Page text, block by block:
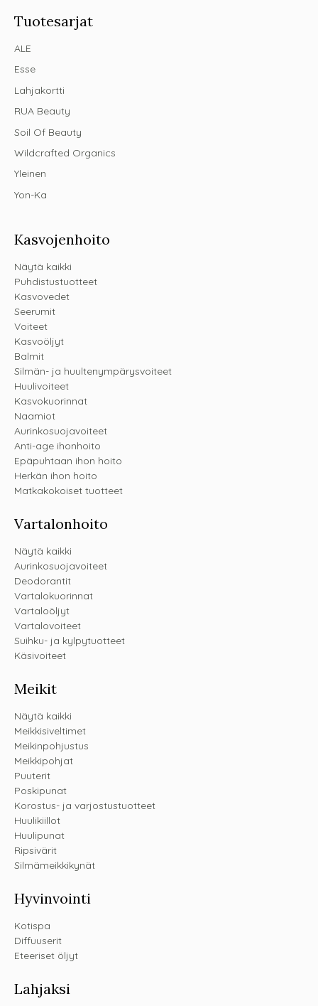
Tuotesarjat
ALE
Esse
Lahjakortti
RUA Beauty
Soil Of Beauty
Wildcrafted Organics
Yleinen
Yon-Ka
Kasvojenhoito
Näytä kaikki
Puhdistustuotteet
Kasvovedet
Seerumit
Voiteet
Kasvoöljyt
Balmit
Silmän- ja huultenympärysvoiteet
Huulivoiteet
Kasvokuorinnat
Naamiot
Aurinkosuojavoiteet
Anti-age ihonhoito
Epäpuhtaan ihon hoito
Herkän ihon hoito
Matkakokoiset tuotteet
Vartalonhoito
Näytä kaikki
Aurinkosuojavoiteet
Deodorantit
Vartalokuorinnat
Vartaloöljyt
Vartalovoiteet
Suihku- ja kylpytuotteet
Käsivoiteet
Meikit
Näytä kaikki
Meikkisiveltimet
Meikinpohjustus
Meikkipohjat
Puuterit
Poskipunat
Korostus- ja varjostustuotteet
Huulikiillot
Huulipunat
Ripsivärit
Silmämeikkikynät
Hyvinvointi
Kotispa
Diffuuserit
Eteeriset öljyt
Lahjaksi